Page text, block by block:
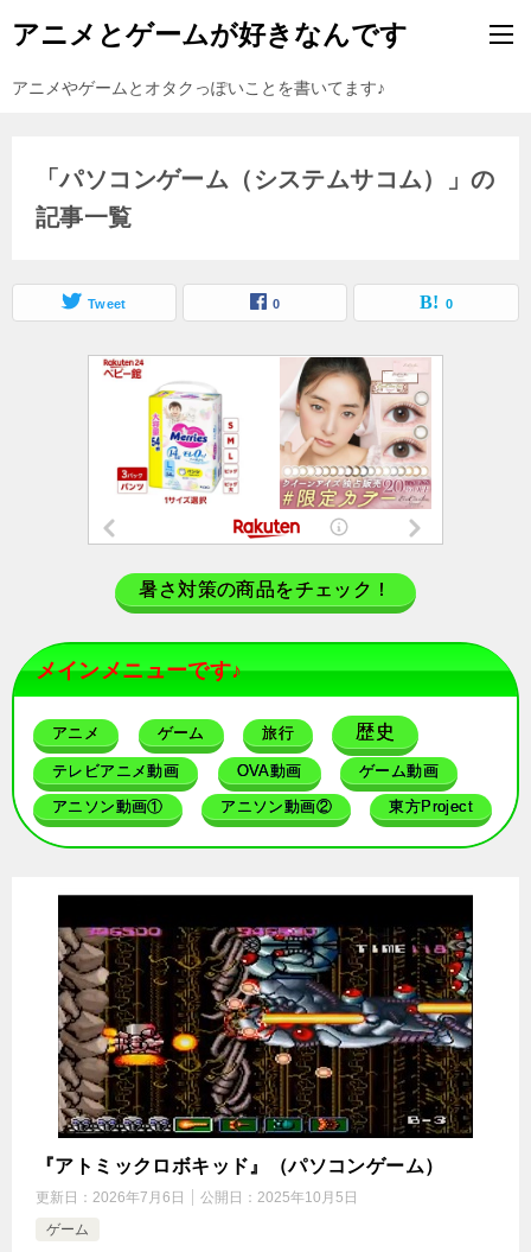
アニメとゲームが好きなんです
アニメやゲームとオタクっぽいことを書いてます♪
「パソコンゲーム（システムサコム）」の
記事一覧
Tweet 0 0
暑さ対策の商品をチェック！
メインメニューです♪
アニメ ゲーム 旅行 歴史
テレビアニメ動画 OVA動画 ゲーム動画
アニソン動画① アニソン動画② 東方Project
『アトミックロボキッド』（パソコンゲーム）
更新日： 2026年7月6日 公開日： 2025年10月5日
ゲーム